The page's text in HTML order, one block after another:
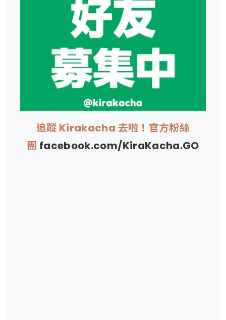
追蹤 Kirakacha 去啦！官方粉絲
團 facebook.com/KiraKacha.GO